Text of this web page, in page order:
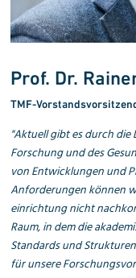
Prof. Dr.
TMF-
"Aktuell gibt es durch
Forschung und des
von Entwicklungen und
Anforderungen können
einrichtung nicht
Raum, in dem die
Standards und
für unsere